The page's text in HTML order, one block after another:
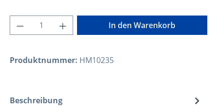
Produkt Anzahl: Gib den gewünschten
In den Warenkorb
Produktnummer: HM10235
Beschreibung